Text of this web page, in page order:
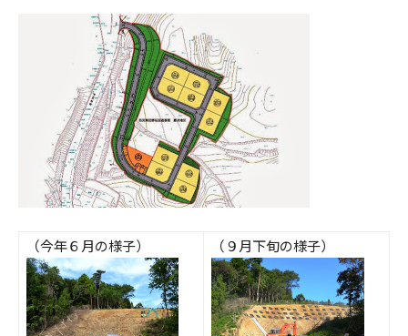
（今年６月の様子） （９月下旬の様子）